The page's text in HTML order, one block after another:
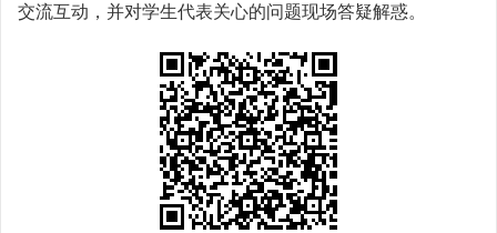
交流互动，并对学生代表关心的问题现场答疑解惑。